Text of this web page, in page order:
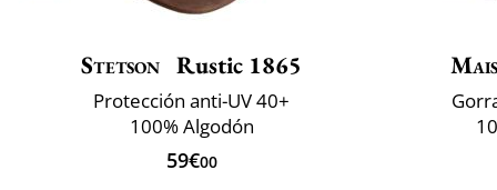
Stetson Rustic 1865
Protección anti-UV 40+
100% Algodón
59€00